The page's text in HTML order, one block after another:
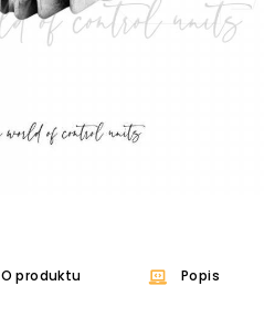
O produktu Popis